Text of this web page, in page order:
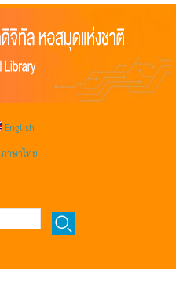
English
ภาษาไทย